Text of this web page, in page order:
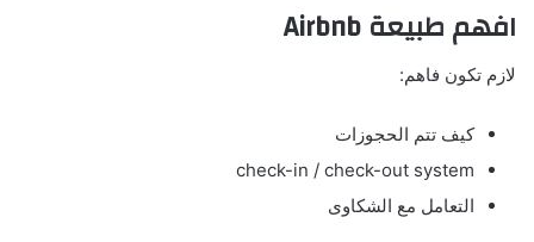
افهم طبيعة Airbnb
لازم تكون فاهم:
كيف تتم الحجوزات
check-in / check-out system
التعامل مع الشكاوى